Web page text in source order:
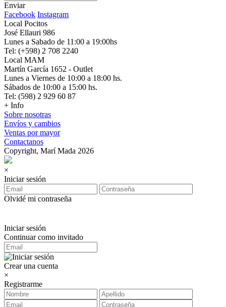
Enviar
Facebook Instagram
Local Pocitos
José Ellauri 986
Lunes a Sabado de 11:00 a 19:00hs
Tel: (+598) 2 708 2240
Local MAM
Martín García 1652 - Outlet
Lunes a Viernes de 10:00 a 18:00 hs.
Sábados de 10:00 a 15:00 hs.
Tel: (598) 2 929 60 87
+ Info
Sobre nosotras
Envíos y cambios
Ventas por mayor
Contactanos
Copyright, Marí Mada 2026
×
Iniciar sesión
Olvidé mi contraseña
Iniciar sesión
Continuar como invitado
Crear una cuenta
×
Registrarme